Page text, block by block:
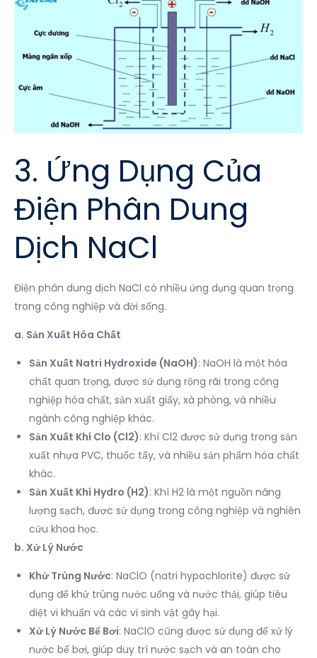
3. Ứng Dụng Của
Điện Phân Dung
Dịch NaCl
Điện phân dung dịch NaCl có nhiều ứng dụng quan trọng
trong công nghiệp và đời sống.
a. Sản Xuất Hóa Chất
Sản Xuất Natri Hydroxide (NaOH): NaOH là một hóa
chất quan trọng, được sử dụng rộng rãi trong công
nghiệp hóa chất, sản xuất giấy, xà phòng, và nhiều
ngành công nghiệp khác.
Sản Xuất Khí Clo (Cl2): Khí Cl2 được sử dụng trong sản
xuất nhựa PVC, thuốc tẩy, và nhiều sản phẩm hóa chất
khác.
Sản Xuất Khí Hydro (H2): Khí H2 là một nguồn năng
lượng sạch, được sử dụng trong công nghiệp và nghiên
cứu khoa học.
b. Xử Lý Nước
Khử Trùng Nước: NaClO (natri hypochlorite) được sử
dụng để khử trùng nước uống và nước thải, giúp tiêu
diệt vi khuẩn và các vi sinh vật gây hại.
Xử Lý Nước Bể Bơi: NaClO cũng được sử dụng để xử lý
nước bể bơi, giúp duy trì nước sạch và an toàn cho